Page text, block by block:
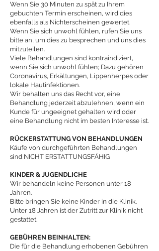
Wenn Sie 30 Minuten zu spät zu Ihrem
gebuchten Termin erscheinen, wird dies
ebenfalls als Nichterscheinen gewertet.
Wenn Sie sich unwohl fühlen, rufen Sie uns
bitte an, um dies zu besprechen und uns dies
mitzuteilen.
Viele Behandlungen sind kontraindiziert,
wenn Sie sich unwohl fühlen; Dazu gehören
Coronavirus, Erkältungen, Lippenherpes oder
lokale Hautinfektionen.
Wir behalten uns das Recht vor, eine
Behandlung jederzeit abzulehnen, wenn ein
Kunde für ungeeignet gehalten wird oder
eine Behandlung nicht im besten Interesse ist.
RÜCKERSTATTUNG VON BEHANDLUNGEN
Käufe von durchgeführten Behandlungen
sind NICHT ERSTATTUNGSFÄHIG
KINDER & JUGENDLICHE
Wir behandeln keine Personen unter 18
Jahren.
Bitte bringen Sie keine Kinder in die Klinik.
Unter 18 Jahren ist der Zutritt zur Klinik nicht
gestattet.
GEBÜHREN BEINHALTEN:
Die für die Behandlung erhobenen Gebühren